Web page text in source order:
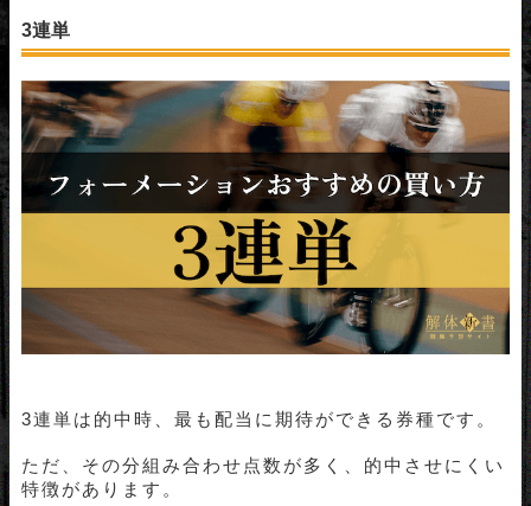
3連単
3連単は的中時、最も配当に期待ができる券種です。
ただ、その分組み合わせ点数が多く、的中させにくい
特徴があります。